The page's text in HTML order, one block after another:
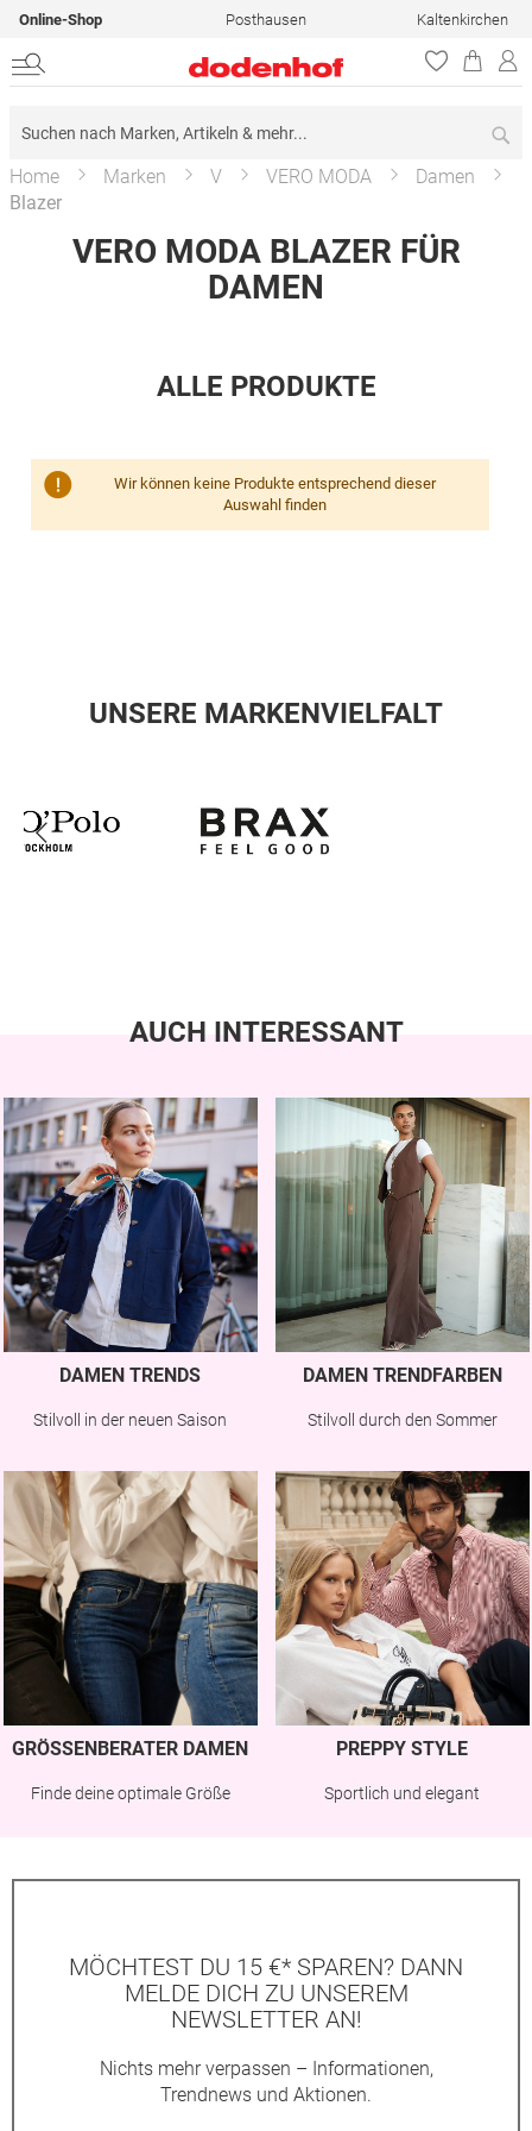
Online-Shop Posthausen Kaltenkirchen
Home Marken V VERO MODA
Damen
Blazer
VERO MODA BLAZER FÜR
DAMEN
ALLE PRODUKTE
Wir können keine Produkte entsprechend dieser
Auswahl finden
UNSERE MARKENVIELFALT
AUCH INTERESSANT
DAMEN TRENDS
Stilvoll in der neuen Saison
DAMEN TRENDFARBEN
Stilvoll durch den Sommer
GRÖSSENBERATER DAMEN
Finde deine optimale Größe
PREPPY STYLE
Sportlich und elegant
MÖCHTEST DU 15 €* SPAREN? DANN
MELDE DICH ZU UNSEREM
NEWSLETTER AN!
Nichts mehr verpassen – Informationen,
Trendnews und Aktionen.